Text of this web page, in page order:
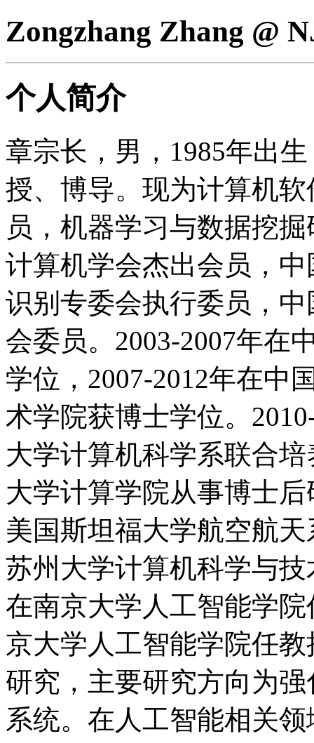
Zongzhang Zhang @
个人简介
章宗长，男，1985年出
授、博导。现为计算机
员，机器学习与数据挖
计算机学会杰出会员，
识别专委会执行委员，
会委员。2003-2007年在
学位，2007-2012年在中
术学院获博士学位。
大学计算机科学系联合
大学计算学院从事博士
美国斯坦福大学航空航
苏州大学计算机科学与
在南京大学人工智能学
京大学人工智能学院任
研究，主要研究方向为
系统。在人工智能相关